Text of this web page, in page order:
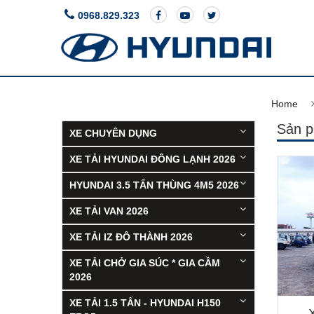
0968.829.323
Home
Sản
XE CHUYÊN DỤNG
XE TẢI HYUNDAI ĐÔNG LẠNH 2026
HYUNDAI 3.5 TẤN THÙNG 4M5 2026
XE TẢI VAN 2026
XE TẢI IZ ĐÔ THÀNH 2026
XE TẢI CHỞ GIA SÚC * GIA CẦM
2026
XE TẢI 1.5 TẤN - HYUNDAI H150